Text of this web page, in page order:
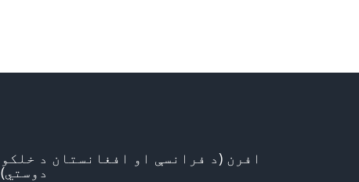
افرن (د فرانسې او افغانستان د خلکو
دوستي)